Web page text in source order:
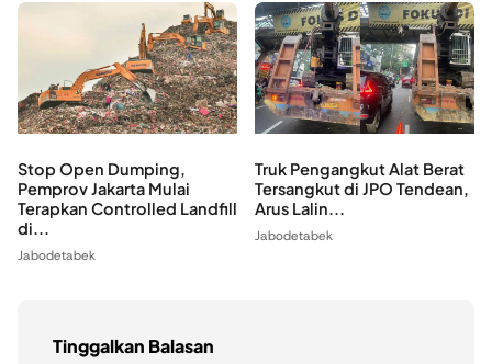
Stop Open Dumping,
Pemprov Jakarta Mulai
Terapkan Controlled Landfill
di...
Jabodetabek
Truk Pengangkut Alat Berat
Tersangkut di JPO Tendean,
Arus Lalin...
Jabodetabek
Tinggalkan Balasan